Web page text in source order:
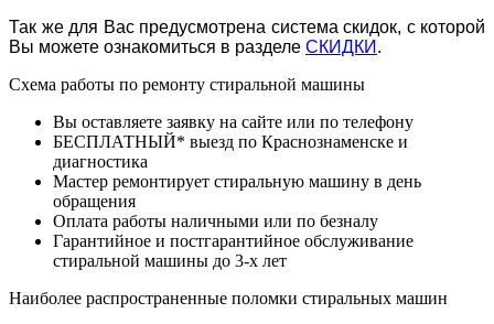
Так же для Вас предусмотрена система скидок, с которой
Вы можете ознакомиться в разделе СКИДКИ .
Схема работы по ремонту стиральной машины
Вы оставляете заявку на сайте или по телефону
БЕСПЛАТНЫЙ* выезд по Краснознаменске и
диагностика
Мастер ремонтирует стиральную машину в день
обращения
Оплата работы наличными или по безналу
Гарантийное и постгарантийное обслуживание
стиральной машины до 3-х лет
Наиболее распространенные поломки стиральных машин